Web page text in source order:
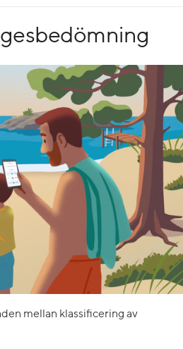
mellan klassificering av